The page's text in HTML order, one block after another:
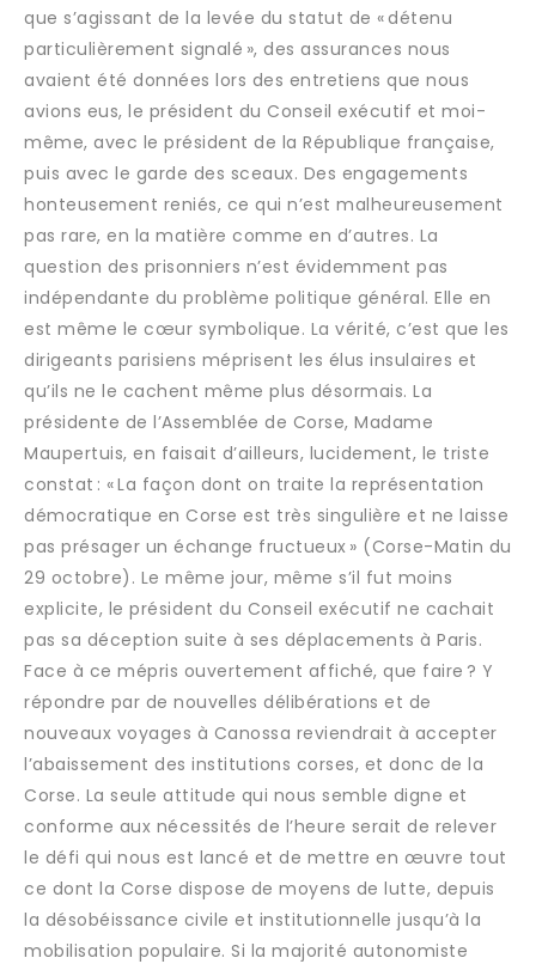
que s’agissant de la levée du statut de « détenu
particulièrement signalé », des assurances nous
avaient été données lors des entretiens que nous
avions eus, le président du Conseil exécutif et moi-
même, avec le président de la République française,
puis avec le garde des sceaux. Des engagements
honteusement reniés, ce qui n’est malheureusement
pas rare, en la matière comme en d’autres. La
question des prisonniers n’est évidemment pas
indépendante du problème politique général. Elle en
est même le cœur symbolique. La vérité, c’est que les
dirigeants parisiens méprisent les élus insulaires et
qu’ils ne le cachent même plus désormais. La
présidente de l’Assemblée de Corse, Madame
Maupertuis, en faisait d’ailleurs, lucidement, le triste
constat : « La façon dont on traite la représentation
démocratique en Corse est très singulière et ne laisse
pas présager un échange fructueux » (Corse-Matin du
29 octobre). Le même jour, même s’il fut moins
explicite, le président du Conseil exécutif ne cachait
pas sa déception suite à ses déplacements à Paris.
Face à ce mépris ouvertement affiché, que faire ? Y
répondre par de nouvelles délibérations et de
nouveaux voyages à Canossa reviendrait à accepter
l’abaissement des institutions corses, et donc de la
Corse. La seule attitude qui nous semble digne et
conforme aux nécessités de l’heure serait de relever
le défi qui nous est lancé et de mettre en œuvre tout
ce dont la Corse dispose de moyens de lutte, depuis
la désobéissance civile et institutionnelle jusqu’à la
mobilisation populaire. Si la majorité autonomiste